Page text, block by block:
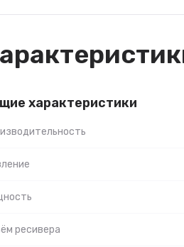
характеристики
ресивера